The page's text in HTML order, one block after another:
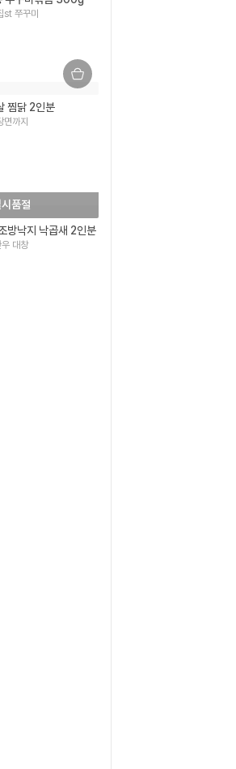
st 쭈꾸미
찜닭 2인분
면까지
품절
방낙지 낙곱새 2인분
대창